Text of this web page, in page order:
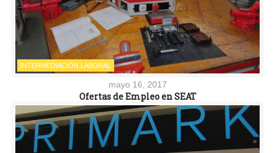
INTERMEDIACIÓN LABORAL
mayo 16, 2017
Ofertas de Empleo en SEAT